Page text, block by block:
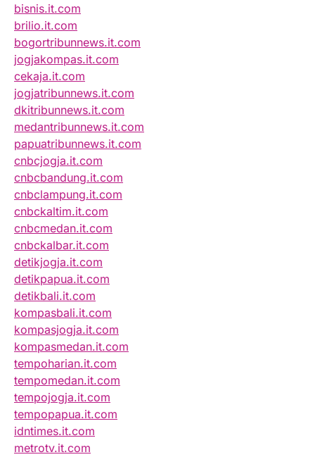
bisnis.it.com
brilio.it.com
bogortribunnews.it.com
jogjakompas.it.com
cekaja.it.com
jogjatribunnews.it.com
dkitribunnews.it.com
medantribunnews.it.com
papuatribunnews.it.com
cnbcjogja.it.com
cnbcbandung.it.com
cnbclampung.it.com
cnbckaltim.it.com
cnbcmedan.it.com
cnbckalbar.it.com
detikjogja.it.com
detikpapua.it.com
detikbali.it.com
kompasbali.it.com
kompasjogja.it.com
kompasmedan.it.com
tempoharian.it.com
tempomedan.it.com
tempojogja.it.com
tempopapua.it.com
idntimes.it.com
metrotv.it.com